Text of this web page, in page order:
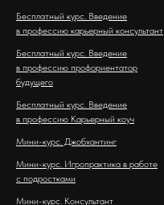
Бесплатный курс. Введение
в профессию карьерный консультант
Бесплатный курс. Введение
в профессию профориентатор
будущего
Бесплатный курс. Введение
в профессию Карьерный коуч
Мини-курс. Джобхантинг
Мини-курс. Игропрактика в работе
с подростками
Мини-курс. Консультант